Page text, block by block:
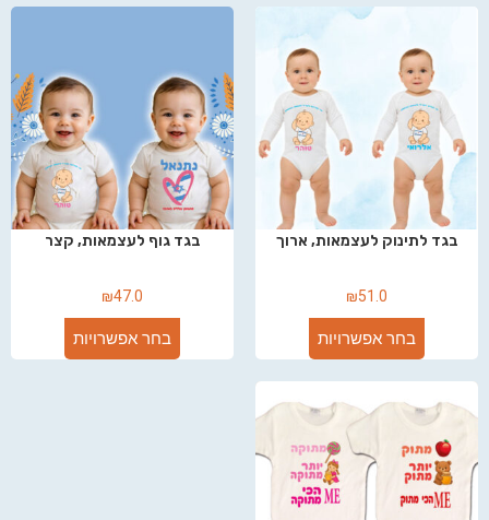
בגד לתינוק לעצמאות, ארוך
₪51.0
בחר אפשרויות
בגד גוף לעצמאות, קצר
₪47.0
בחר אפשרויות